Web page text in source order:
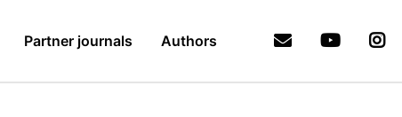
Partner journals Authors